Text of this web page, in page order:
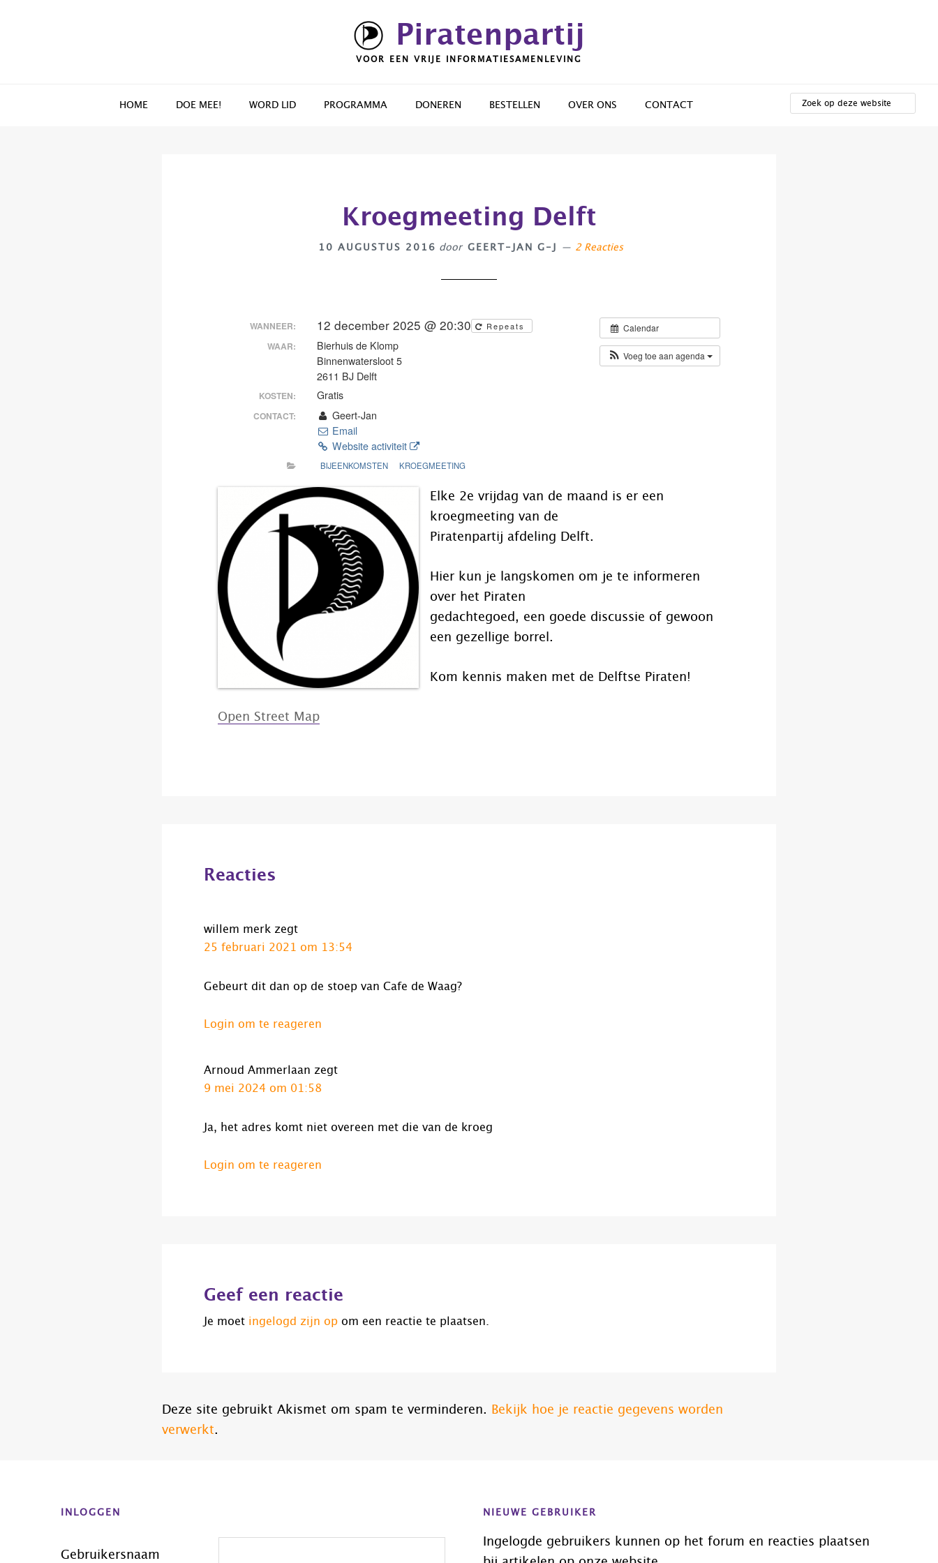
Piratenpartij
VOOR EEN VRIJE INFORMATIESAMENLEVING
HOME DOE MEE! WORD LID PROGRAMMA DONEREN BESTELLEN OVER ONS CONTACT
OP
DEZE
Kroegmeeting Delft
10 AUGUSTUS 2016 door GEERT-JAN G-J 2 Reacties
Calendar
Voeg toe aan agenda
WANNEER: 12 december 2025 @ 20:30 Repeats
WAAR:
Bierhuis de Klomp
Binnenwatersloot 5
2611 BJ Delft
KOSTEN: Gratis
CONTACT:
Geert-Jan
Email
Website activiteit
BIJEENKOMSTEN KROEGMEETING
Elke 2e vrijdag van de maand is er een
kroegmeeting van de
Piratenpartij afdeling Delft.
Hier kun je langskomen om je te informeren
over het Piraten
gedachtegoed, een goede discussie of gewoon
een gezellige borrel.
Kom kennis maken met de Delftse Piraten!
Open Street Map
Reacties
willem merk zegt
25 februari 2021 om 13:54
Gebeurt dit dan op de stoep van Cafe de Waag?
Login om te reageren
Arnoud Ammerlaan zegt
9 mei 2024 om 01:58
Ja, het adres komt niet overeen met die van de kroeg
Login om te reageren
Geef een reactie
Je moet ingelogd zijn op om een reactie te plaatsen.
Deze site gebruikt Akismet om spam te verminderen.
Bekijk hoe je reactie gegevens worden
verwerkt.
INLOGGEN
Gebruikersnaam
NIEUWE GEBRUIKER
Ingelogde gebruikers kunnen op het forum en reacties plaatsen